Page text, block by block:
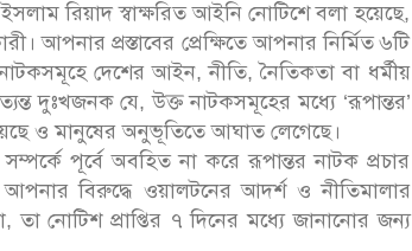
রিয়াদ স্বাক্ষরিত আইনি নোটিশে বলা হয়েছে,
আপনার প্রস্তাবের প্রেক্ষিতে আপনার নির্মিত ৬টি
দেশের আইন, নীতি, নৈতিকতা বা ধর্মীয়
দুঃখজনক যে, উক্ত নাটকসমূহের মধ্যে ‘রূপান্তর’
ও মানুষের অনুভূতিতে আঘাত লেগেছে।
পূর্বে অবহিত না করে রূপান্তর নাটক প্রচার
বিরুদ্ধে ওয়ালটনের আদর্শ ও নীতিমালার
তা নোটিশ প্রাপ্তির ৭ দিনের মধ্যে জানানোর জন্য